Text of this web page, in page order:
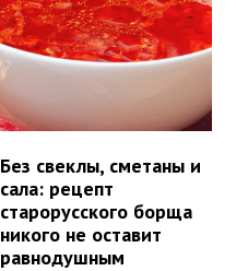
Без свеклы, сметаны и
сала: рецепт
старорусского борща
никого не оставит
равнодушным